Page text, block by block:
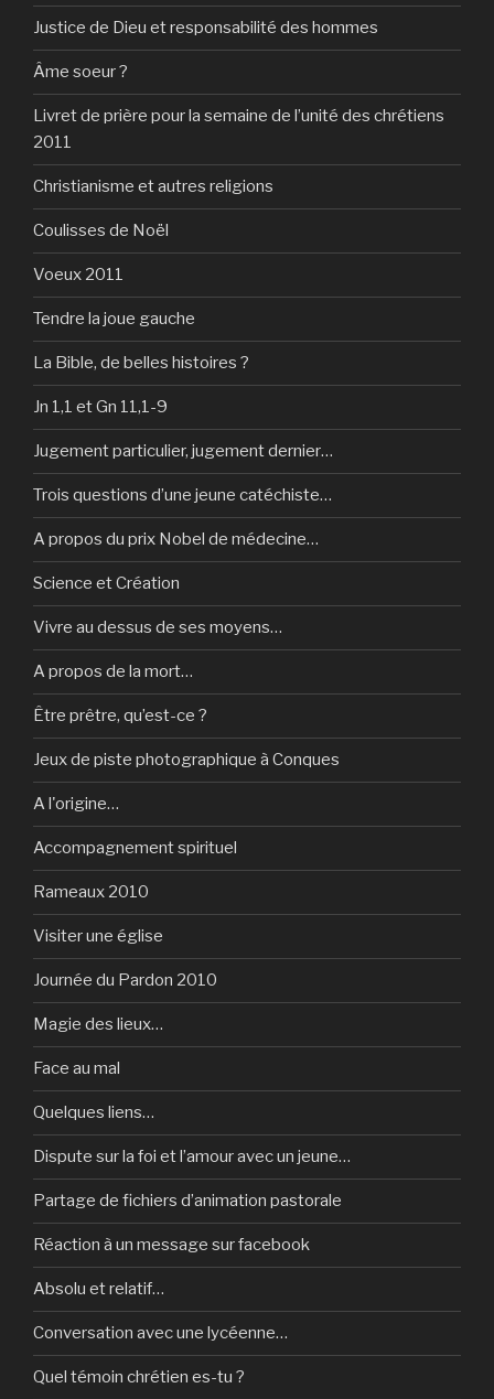
Justice de Dieu et responsabilité des hommes
Âme soeur ?
Livret de prière pour la semaine de l’unité des chrétiens
2011
Christianisme et autres religions
Coulisses de Noël
Voeux 2011
Tendre la joue gauche
La Bible, de belles histoires ?
Jn 1,1 et Gn 11,1-9
Jugement particulier, jugement dernier…
Trois questions d’une jeune catéchiste…
A propos du prix Nobel de médecine…
Science et Création
Vivre au dessus de ses moyens…
A propos de la mort…
Être prêtre, qu’est-ce ?
Jeux de piste photographique à Conques
A l'origine…
Accompagnement spirituel
Rameaux 2010
Visiter une église
Journée du Pardon 2010
Magie des lieux…
Face au mal
Quelques liens…
Dispute sur la foi et l’amour avec un jeune…
Partage de fichiers d’animation pastorale
Réaction à un message sur facebook
Absolu et relatif…
Conversation avec une lycéenne…
Quel témoin chrétien es-tu ?